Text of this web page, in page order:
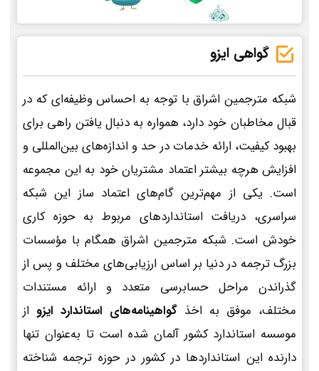
گواهی ایزو
شبکه مترجمین اشراق با توجه به احساس وظیفه‌ای که در
قبال مخاطبان خود دارد، همواره به دنبال یافتن راهی برای
بهبود کیفیت، ارائه خدمات در حد و اندازه‌های بین‌المللی و
افزایش هرچه بیشتر اعتماد مشتریان خود به این مجموعه
است. یکی از مهم‌ترین گام‌های اعتماد ساز این شبکه
سراسری، دریافت استانداردهای مربوط به حوزه کاری
خودش است. شبکه مترجمین اشراق همگام با مؤسسات
بزرگ ترجمه در دنیا بر اساس ارزیابی‌های مختلف و پس از
گذراندن مراحل حسابرسی متعدد و ارائه مستندات
مختلف، موفق به اخذ گواهینامه‌های استاندارد ایزو از
موسسه استاندارد کشور آلمان شده است تا به‌عنوان تنها
دارنده این استانداردها در کشور در حوزه ترجمه شناخته